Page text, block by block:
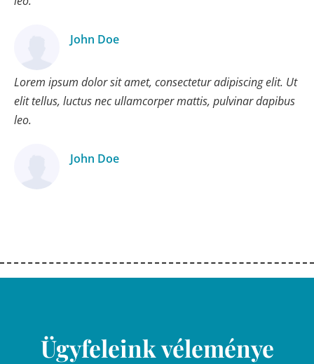
John Doe
Lorem ipsum dolor sit amet, consectetur adipiscing elit. Ut
elit tellus, luctus nec ullamcorper mattis, pulvinar dapibus
leo.
John Doe
Ügyfeleink véleménye